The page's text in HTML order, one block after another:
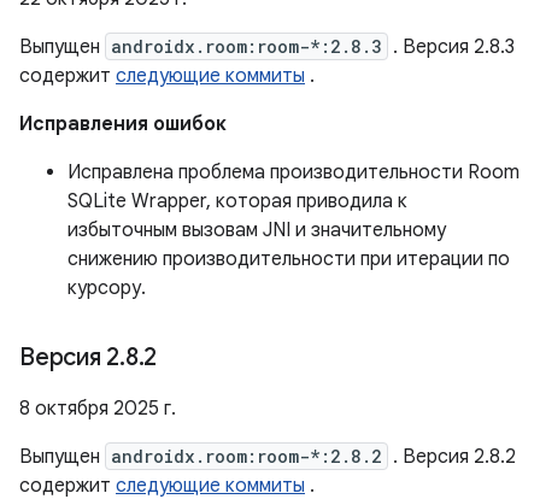
Выпущен androidx.room:room-*:2.8.3 . Версия 2.8.3
содержит следующие коммиты .
Исправления ошибок
Исправлена ​​проблема производительности Room
SQLite Wrapper, которая приводила к
избыточным вызовам JNI и значительному
снижению производительности при итерации по
курсору.
Версия 2.8.2
8 октября 2025 г.
Выпущен androidx.room:room-*:2.8.2 . Версия 2.8.2
содержит следующие коммиты .